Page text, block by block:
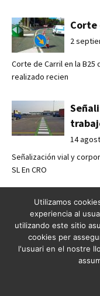
Corte
2
Corte de Carril en la B25
realizado recien
14
Señalización vial y
SL En CRO
11
Señalización horizontal
cabo una n
Utilizamos
experiencia al
utilizando este sitio
cookies per
l'usuari en el nostre